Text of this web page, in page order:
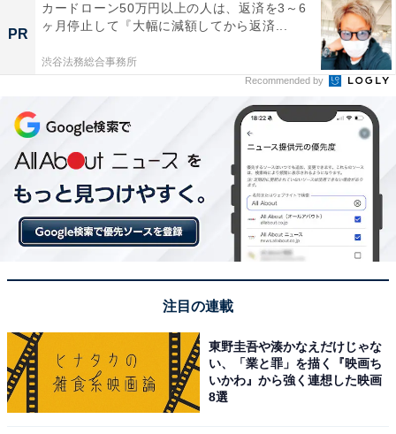
PR
カードローン50万円以上の人は、返済を3～6
ヶ月停止して『大幅に減額してから返済...
渋谷法務総合事務所
Recommended by
注目の連載
東野圭吾や湊かなえだけじゃな
い、「業と罪」を描く『映画ち
いかわ』から強く連想した映画
8選